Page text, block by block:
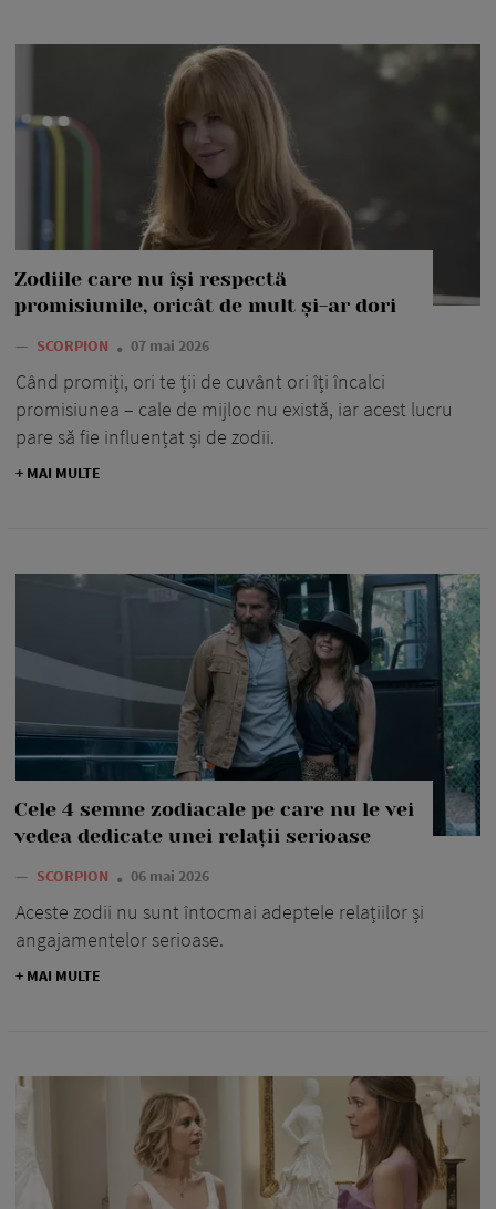
Zodiile care nu își respectă
promisiunile, oricât de mult și-ar dori
— SCORPION 07 mai 2026
Când promiți, ori te ții de cuvânt ori îți încalci
promisiunea – cale de mijloc nu există, iar acest lucru
pare să fie influențat și de zodii.
+ MAI MULTE
Cele 4 semne zodiacale pe care nu le vei
vedea dedicate unei relații serioase
— SCORPION 06 mai 2026
Aceste zodii nu sunt întocmai adeptele relațiilor și
angajamentelor serioase.
+ MAI MULTE